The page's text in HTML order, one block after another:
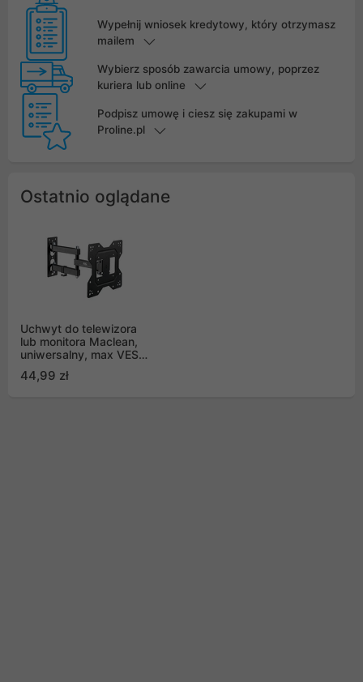
Wypełnij wniosek kredytowy, który otrzymasz
mailem
Wybierz sposób zawarcia umowy, poprzez
kuriera lub online
Podpisz umowę i ciesz się zakupami w
Proline.pl
Ostatnio oglądane
Uchwyt do telewizora
lub monitora Maclean,
uniwersalny, max VESA
200x200, 23-43",
30kg, Czarny, MC-
44,99 zł